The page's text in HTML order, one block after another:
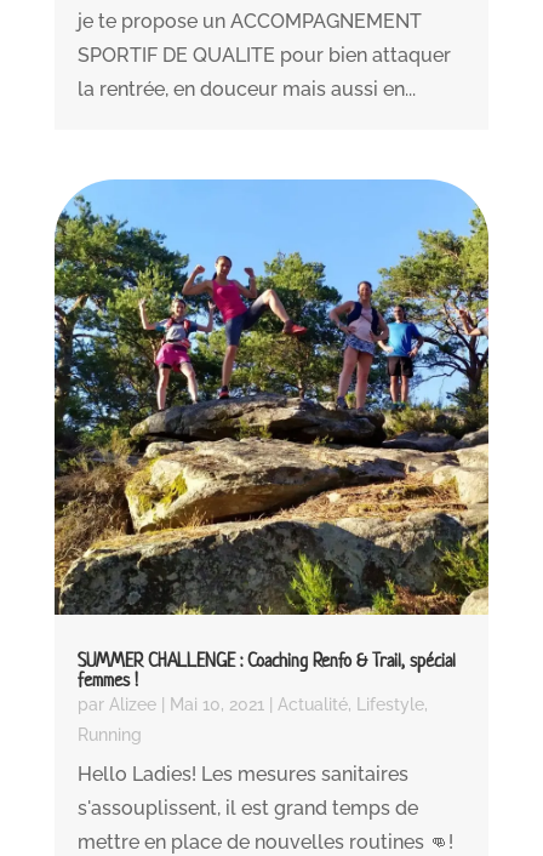
je te propose un ACCOMPAGNEMENT
SPORTIF DE QUALITE pour bien attaquer
la rentrée, en douceur mais aussi en...
SUMMER CHALLENGE : Coaching Renfo & Trail, spécial
femmes !
par Alizee| Mai 10, 2021 Actualité, Lifestyle,
Running
Hello Ladies! Les mesures sanitaires
s'assouplissent, il est grand temps de
mettre en place de nouvelles routines 👊!